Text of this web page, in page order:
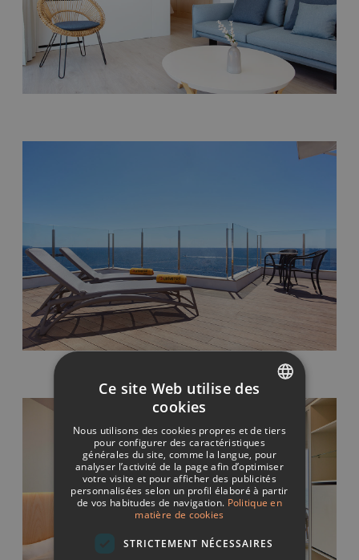
ITALIAN
FRENCH
GERMAN
Ce site Web utilise des
cookies
Nous utilisons des cookies propres et de tiers
pour configurer des caractéristiques
générales du site, comme la langue, pour
analyser l’activité de la page afin d’optimiser
votre visite et pour afficher des publicités
personnalisées selon un profil élaboré à partir
de vos habitudes de navigation. Politique en
matière de cookies
STRICTEMENT NÉCESSAIRES